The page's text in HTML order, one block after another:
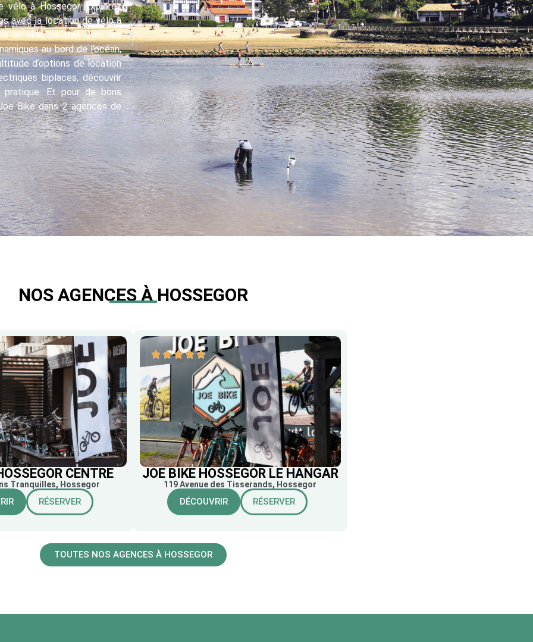
vélo à Hossegor Explorez
avec la location de vélo à
en ville, un trek dans les
au bord de l’océan,
d’options de location
biplaces, découvrir
Et pour de bons
Bike dans 2 agences de
NOS AGENCES À HOSSEGOR
CENTRE
Tranquilles, Hossegor
RÉSERVER
JOE BIKE HOSSEGOR LE HANGAR
119 Avenue des Tisserands, Hossegor
DÉCOUVRIR RÉSERVER
TOUTES NOS AGENCES À HOSSEGOR